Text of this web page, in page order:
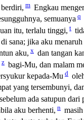
m Engkau
semuanyaq
itu, terlalu tinggi, t
sana; jika aku
aku, x dan tangan
z bagi-Mu, dan malam
kepada-Mu d
yang tersembunyi,
sebelum ada satupun dari
aku berhenti, n